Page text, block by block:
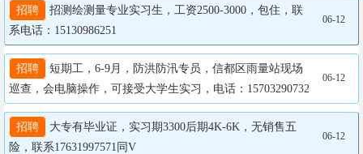
招聘
招测绘测量专业实习生，工资2500-3000，包住，联
系电话：15130986251
06-12
招聘
短期工，6-9月，防洪防汛专员，信都区雨量站现场
巡查，会电脑操作，可接受大学生实习，电话：15703290732
06-12
招聘
大专有毕业证，实习期3300后期4K-6K，无销售五
险，联系17631997571同V
06-12